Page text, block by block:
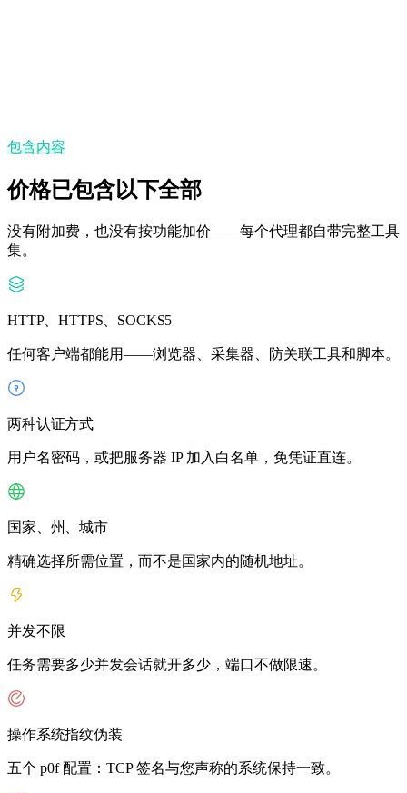
包含内容
价格已包含以下全部
没有附加费，也没有按功能加价——每个代理都自带完整工具
集。
HTTP、HTTPS、SOCKS5
任何客户端都能用——浏览器、采集器、防关联工具和脚本。
两种认证方式
用户名密码，或把服务器 IP 加入白名单，免凭证直连。
国家、州、城市
精确选择所需位置，而不是国家内的随机地址。
并发不限
任务需要多少并发会话就开多少，端口不做限速。
操作系统指纹伪装
五个 p0f 配置：TCP 签名与您声称的系统保持一致。